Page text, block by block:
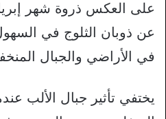
على العكس ذروة شهر
عن ذوبان الثلوج في
في الأراضي والجبال
يختفي تأثير جبال الألب